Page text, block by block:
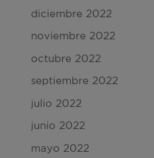
diciembre 2022
noviembre 2022
octubre 2022
septiembre 2022
julio 2022
junio 2022
mayo 2022